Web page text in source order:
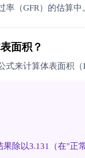
率（GFR）的估算中
面积？
式来计算体表面积
果除以3.131（在"正